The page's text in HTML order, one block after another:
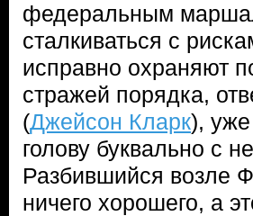
федеральным
сталкиваться с
исправно охраняют
стражей порядка,
(Джейсон Кларк), уже
голову буквально с
Разбившийся возле
ничего хорошего, а